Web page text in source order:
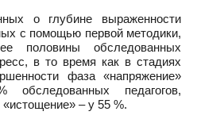
о глубине выраженности
с помощью первой методики,
половины обследованных
в то время как в стадиях
фаза «напряжение»
педагогов,
– у 55 %.